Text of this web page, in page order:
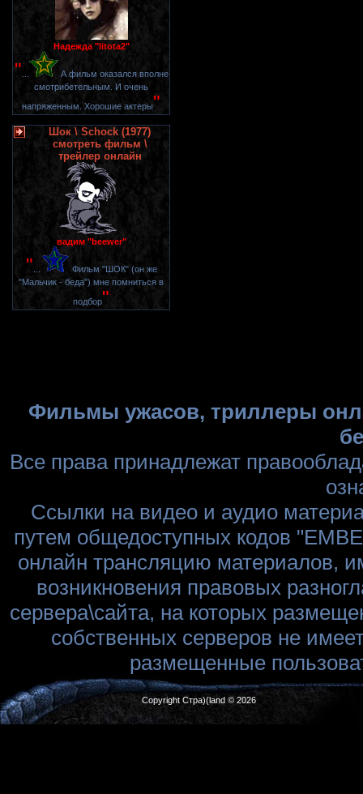
Надежда "litota2"
"
А фильм оказался вполне
смотрибетельным. И очень
напряженным. Хорошие актеры"
Шок \ Schock (1977)
смотреть фильм \
трейлер онлайн
вадим "beewer"
"
Фильм "ШОК" (он же
"Мальчик - беда") мне помниться в
подбор"
Фильмы ужасов, триллеры
Все права принадлежат
Ссылки на видео и аудио
путем общедоступных кодов
онлайн трансляцию материалов,
возникновения правовых
сервера\сайта, на которых
собственных серверов не
размещенные
Copyright Стра)(land © 2026